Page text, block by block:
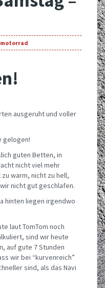
ausgeruht und voller
gelogen!
guten Betten, in
nicht viel mehr
warm, nicht zu hell,
nicht gut geschlafen.
hinten liegen irgendwo
laut TomTom noch
sind wir heute
auf gute 7 Stunden
wir bei “kurvenreich”
sind, als das Navi